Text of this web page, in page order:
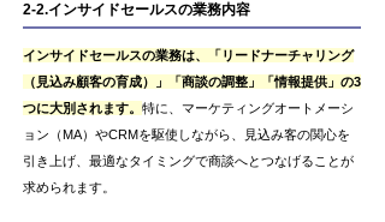
2-2.インサイドセールスの業務内容
インサイドセールスの業務は、「リードナーチャリング
（見込み顧客の育成）」「商談の調整」「情報提供」の3
つに大別されます。 特に、マーケティングオートメーシ
ョン（MA）やCRMを駆使しながら、見込み客の関心を
引き上げ、最適なタイミングで商談へとつなげることが
求められます。